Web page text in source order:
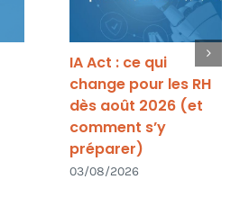
IA Act : ce qui
change pour les RH
dès août 2026 (et
comment s’y
préparer)
03/08/2026